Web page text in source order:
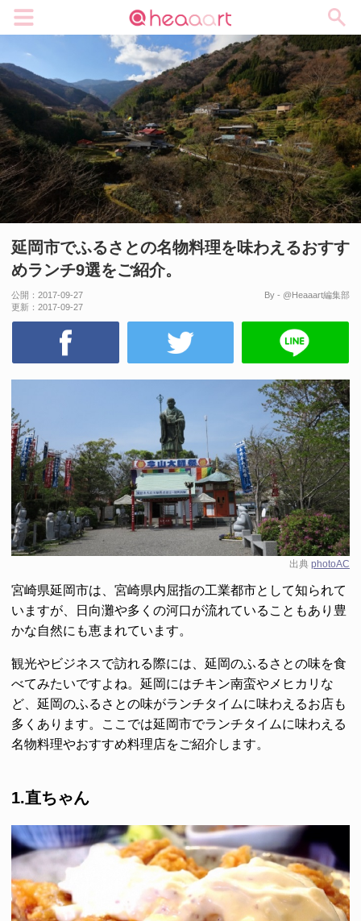
延岡市でふるさとの名物料理を味わえるおすす
めランチ9選をご紹介。
公開： 2017-09-27
更新： 2017-09-27
By - @Heaaart編集部
出典 photoAC
宮崎県延岡市は、宮崎県内屈指の工業都市として知られて
いますが、日向灘や多くの河口が流れていることもあり豊
かな自然にも恵まれています。
観光やビジネスで訪れる際には、延岡のふるさとの味を食
べてみたいですよね。延岡にはチキン南蛮やメヒカリな
ど、延岡のふるさとの味がランチタイムに味わえるお店も
多くあります。ここでは延岡市でランチタイムに味わえる
名物料理やおすすめ料理店をご紹介します。
1.直ちゃん